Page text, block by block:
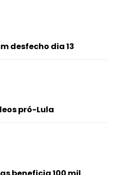
desfecho dia 13
pró-Lula